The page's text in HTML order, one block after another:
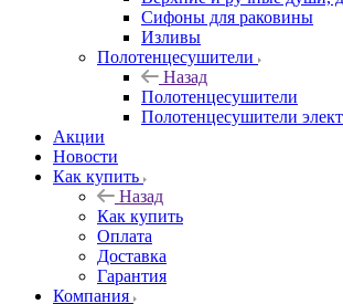
Сифоны для раковины
Изливы
Полотенцесушители
Назад
Полотенцесушители
Полотенцесушители
Акции
Новости
Как купить
Назад
Как купить
Оплата
Доставка
Гарантия
Компания